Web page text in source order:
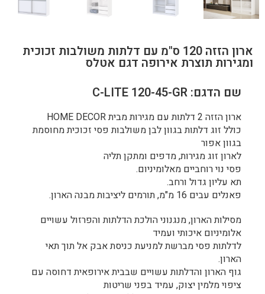
ארון הזזה 120 ס"מ עם דלתות משולבות זכוכית
ומגירות תוצרת אירופה דגם אטלס
שם הדגם: C-LITE 120-45-GR
ארון הזזה 2 דלתות עם מגירות מבית HOME DECOR
כולל זוג דלתות בגוון לבן משולבות פסי זכוכית מחוסמת
בגוון אפור
לארון זוג מגירות, מדפים ומתקן תליה
פסי נוי רוחביים מאלומיניום.
תא עליון גדול ורחב.
פאנלים עבים 16 מ"מ, תורמים ליציבות מבנה הארון.
מסילות הארון, מנגנוני הולכת הדלתות והפרזול עשויים
אלומיניום איכותי ועמיד
לדלתות פסי מברשת למניעת כניסת אבק אל תוך תאי
הארון.
גוף הארון והדלתות עשויים שבבית אירופאית דחוסה עם
ציפוי מלמין יצוק, עמיד בפני שריטות